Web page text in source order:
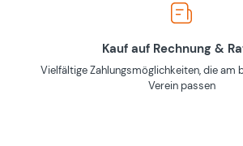
Kauf auf Rechnung &
Vielfältige Zahlungsmöglichkeiten, die am
Verein passen